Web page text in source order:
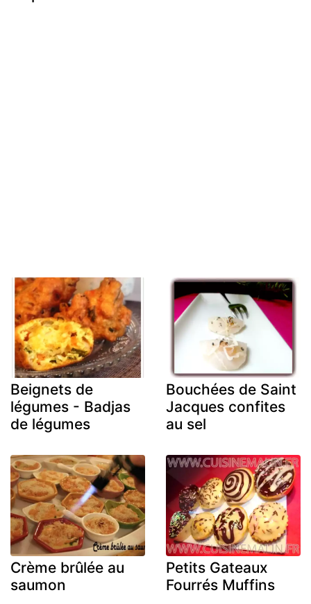
Beignets de
légumes - Badjas
de légumes
Bouchées de Saint
Jacques confites
au sel
Crème brûlée au
saumon
Petits Gateaux
Fourrés Muffins